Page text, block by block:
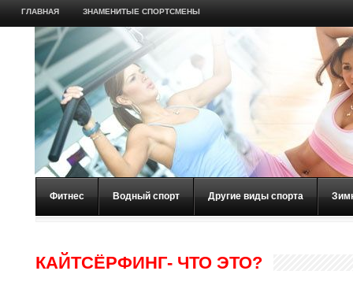
ГЛАВНАЯ ЗНАМЕНИТЫЕ СПОРТСМЕНЫ
Фитнес Водный спорт Другие виды спорта
КАЙТСЁРФИНГ- ЧТО ЭТО?